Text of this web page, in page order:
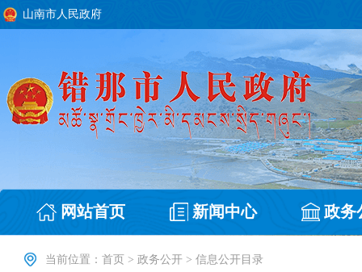
山南市人民政府
网站首页 新闻中心 政务
当前位置： 首页 > 政务公开 > 信息公开目录